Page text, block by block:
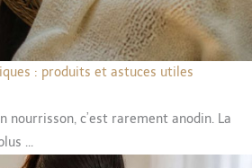
: produits et astuces utiles
nourrisson, c’est rarement anodin. La
...